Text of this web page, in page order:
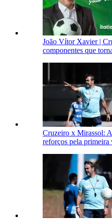
João Vítor Xavier |
componentes que
Cruzeiro x Mirassol:
reforços pela primeira